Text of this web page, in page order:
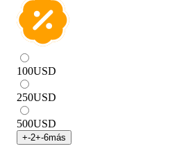
100USD
250USD
500USD
+-2+-6más